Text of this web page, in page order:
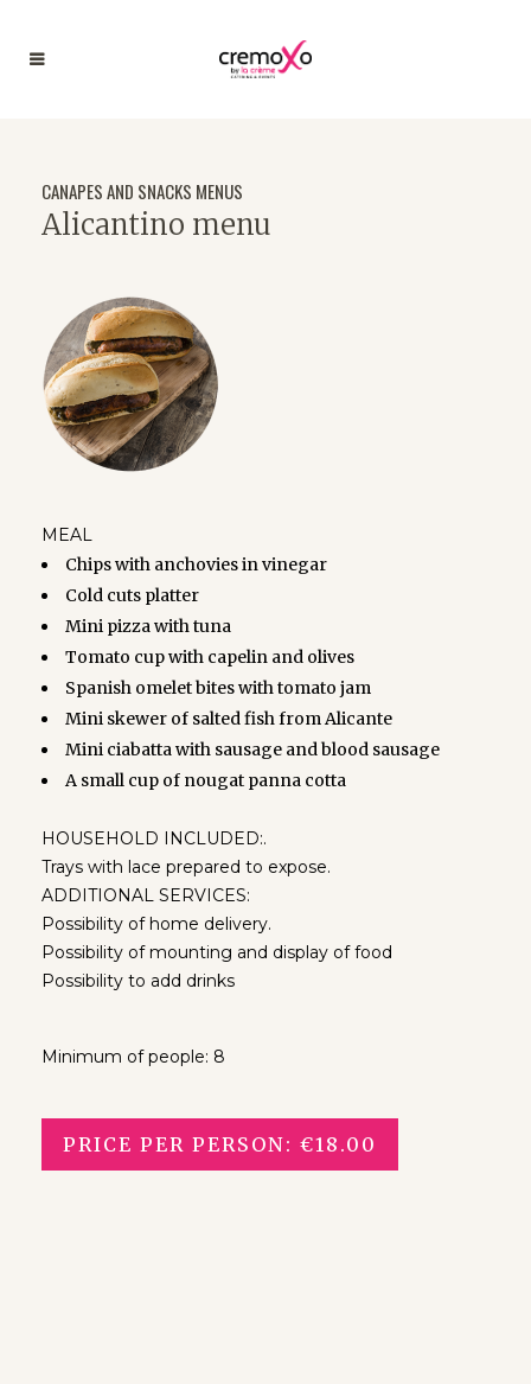
CANAPES AND SNACKS MENUS
Alicantino menu
MEAL
Chips with anchovies in vinegar
Cold cuts platter
Mini pizza with tuna
Tomato cup with capelin and olives
Spanish omelet bites with tomato jam
Mini skewer of salted fish from Alicante
Mini ciabatta with sausage and blood sausage
A small cup of nougat panna cotta
HOUSEHOLD INCLUDED:.
Trays with lace prepared to expose.
ADDITIONAL SERVICES:
Possibility of home delivery.
Possibility of mounting and display of food
Possibility to add drinks
Minimum of people: 8
PRICE PER PERSON: €18.00